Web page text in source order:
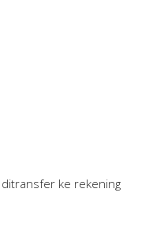
ditransfer ke rekening